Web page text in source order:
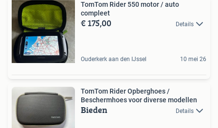
TomTom Rider 550 motor / auto
compleet
€ 175,00 Details
Ouderkerk aan den IJssel 10 mei 26
TomTom Rider Opberghoes /
Beschermhoes voor diverse modellen
Bieden Details